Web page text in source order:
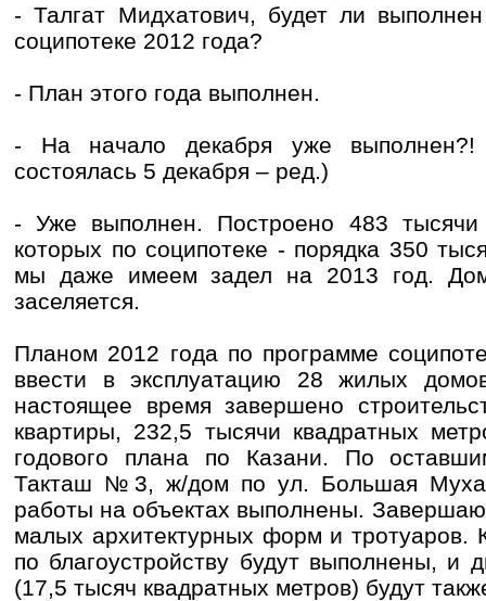
- Талгат Мидхатович, будет ли
соципотеке 2012 года?
- План этого года выполнен.
- На начало декабря уже выполнен?!
состоялась 5 декабря – ред.)
- Уже выполнен. Построено 483 тысячи
которых по соципотеке - порядка 350
мы даже имеем задел на 2013 год.
заселяется.
Планом 2012 года по программе
ввести в эксплуатацию 28 жилых
настоящее время завершено
квартиры, 232,5 тысячи квадратных
годового плана по Казани. По
Такташ №3, ж/дом по ул. Большая
работы на объектах выполнены.
малых архитектурных форм и тротуаров.
по благоустройству будут выполнены, и
(17,5 тысяч квадратных метров) будут